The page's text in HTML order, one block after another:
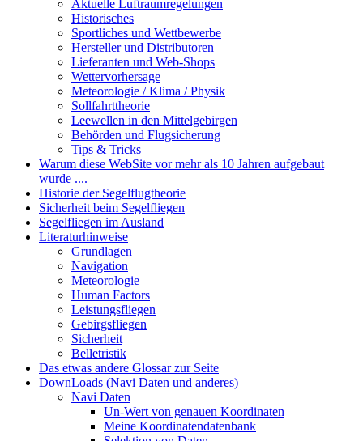
Aktuelle Luftraumregelungen
Historisches
Sportliches und Wettbewerbe
Hersteller und Distributoren
Lieferanten und Web-Shops
Wettervorhersage
Meteorologie / Klima / Physik
Sollfahrttheorie
Leewellen in den Mittelgebirgen
Behörden und Flugsicherung
Tips & Tricks
Warum diese WebSite vor mehr als 10 Jahren aufgebaut
wurde ....
Historie der Segelflugtheorie
Sicherheit beim Segelfliegen
Segelfliegen im Ausland
Literaturhinweise
Grundlagen
Navigation
Meteorologie
Human Factors
Leistungsfliegen
Gebirgsfliegen
Sicherheit
Belletristik
Das etwas andere Glossar zur Seite
DownLoads (Navi Daten und anderes)
Navi Daten
Un-Wert von genauen Koordinaten
Meine Koordinatendatenbank